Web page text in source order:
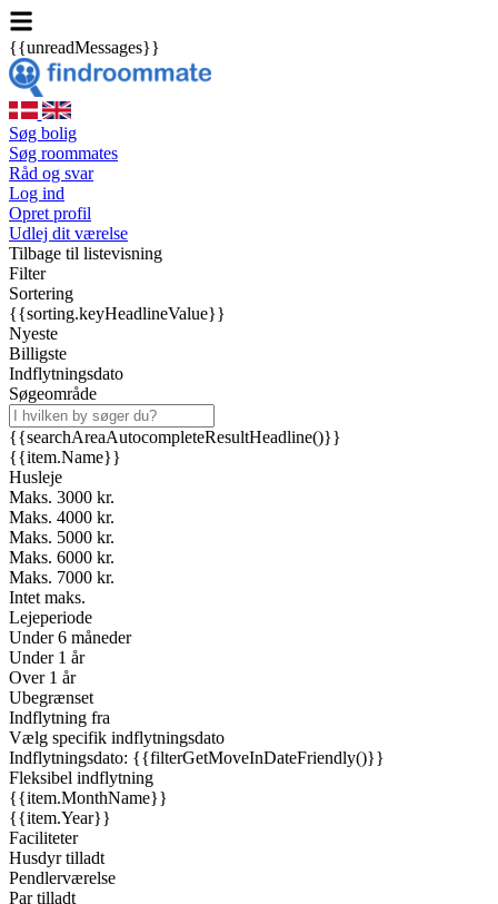
{{unreadMessages}}
Søg bolig
Søg roommates
Råd og svar
Log ind
Opret profil
Udlej dit værelse
Tilbage til listevisning
Filter
Sortering
{{sorting.keyHeadlineValue}}
Nyeste
Billigste
Indflytningsdato
Søgeområde
{{searchAreaAutocompleteResultHeadline()}}
{{item.Name}}
Husleje
Maks. 3000 kr.
Maks. 4000 kr.
Maks. 5000 kr.
Maks. 6000 kr.
Maks. 7000 kr.
Intet maks.
Lejeperiode
Under 6 måneder
Under 1 år
Over 1 år
Ubegrænset
Indflytning fra
Vælg specifik indflytningsdato
Indflytningsdato: {{filterGetMoveInDateFriendly()}}
Fleksibel indflytning
{{item.MonthName}}
{{item.Year}}
Faciliteter
Husdyr tilladt
Pendlerværelse
Par tilladt